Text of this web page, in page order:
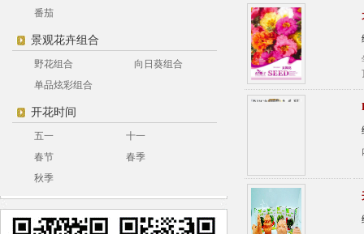
番茄
景观花卉组合
野花组合
向日葵组合
单品炫彩组合
开花时间
五一
十一
春节
春季
秋季